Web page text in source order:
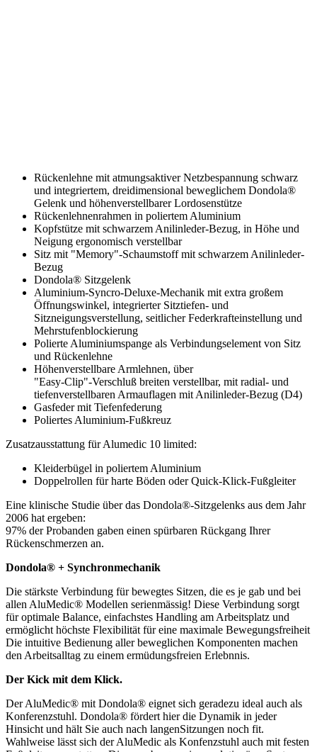
Rückenlehne mit atmungsaktiver Netzbespannung schwarz
und integriertem, dreidimensional beweglichem Dondola®
Gelenk und höhenverstellbarer Lordosenstütze
Rückenlehnenrahmen in poliertem Aluminium
Kopfstütze mit schwarzem Anilinleder-Bezug, in Höhe und
Neigung ergonomisch verstellbar
Sitz mit "Memory"-Schaumstoff mit schwarzem Anilinleder-
Bezug
Dondola® Sitzgelenk
Aluminium-Syncro-Deluxe-Mechanik mit extra großem
Öffnungswinkel, integrierter Sitztiefen- und
Sitzneigungsverstellung, seitlicher Federkrafteinstellung und
Mehrstufenblockierung
Polierte Aluminiumspange als Verbindungselement von Sitz
und Rückenlehne
Höhenverstellbare Armlehnen, über
"Easy-Clip"-Verschluß breiten verstellbar, mit radial- und
tiefenverstellbaren Armauflagen mit Anilinleder-Bezug (D4)
Gasfeder mit Tiefenfederung
Poliertes Aluminium-Fußkreuz
Zusatzausstattung für Alumedic 10 limited:
Kleiderbügel in poliertem Aluminium
Doppelrollen für harte Böden oder Quick-Klick-Fußgleiter
Eine klinische Studie über das Dondola®-Sitzgelenks aus dem Jahr
2006 hat ergeben:
97% der Probanden gaben einen spürbaren Rückgang Ihrer
Rückenschmerzen an.
Dondola® + Synchronmechanik
Die stärkste Verbindung für bewegtes Sitzen, die es je gab und bei
allen AluMedic® Modellen serienmässig! Diese Verbindung sorgt
für optimale Balance, einfachstes Handling am Arbeitsplatz und
ermöglicht höchste Flexibilität für eine maximale Bewegungsfreiheit
Die intuitive Bedienung aller beweglichen Komponenten machen
den Arbeitsalltag zu einem ermüdungsfreien Erlebnnis.
Der Kick mit dem Klick.
Der AluMedic® mit Dondola® eignet sich geradezu ideal auch als
Konferenzstuhl. Dondola® fördert hier die Dynamik in jeder
Hinsicht und hält Sie auch nach langenSitzungen noch fit.
Wahlweise lässt sich der AluMedic als Konfenzstuhl auch mit festen